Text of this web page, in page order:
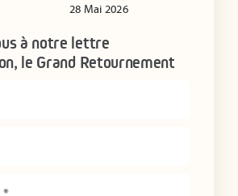
28 Mai 2026
à notre lettre
le Grand Retournement